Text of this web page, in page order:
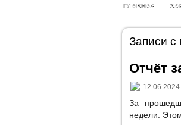
ГЛАВНАЯ
Записи с
Отчёт
12.06.2024
За
недели.